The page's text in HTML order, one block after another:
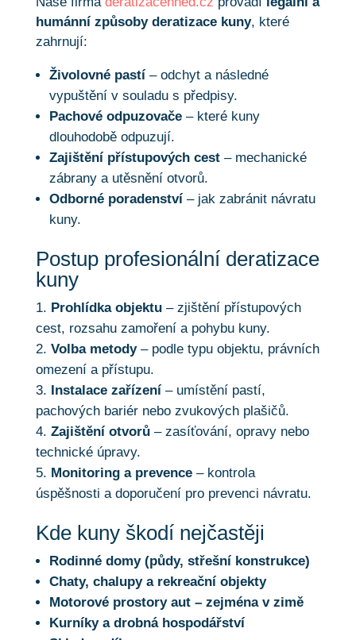
humánní způsoby deratizace kuny, které
zahrnují:
Živolovné pastí– odchyt a následné
vypuštění v souladu s předpisy.
Pachové odpuzovače– které kuny
dlouhodobě odpuzují.
Zajištění přístupových cest– mechanické
zábrany a utěsnění otvorů.
Odborné poradenství– jak zabránit návratu
kuny.
Postup profesionální deratizace
kuny
Prohlídka objektu– zjištění přístupových
cest, rozsahu zamoření a pohybu kuny.
Volba metody– podle typu objektu, právních
omezení a přístupu.
Instalace zařízení– umístění pastí,
pachových bariér nebo zvukových plašičů.
Zajištění otvorů– zasíťování, opravy nebo
technické úpravy.
Monitoring a prevence– kontrola
úspěšnosti a doporučení pro prevenci návratu.
Kde kuny škodí nejčastěji
Rodinné domy (půdy, střešní konstrukce)
Chaty, chalupy a rekreační objekty
Motorové prostory aut – zejména v zimě
Kurníky a drobná hospodářství